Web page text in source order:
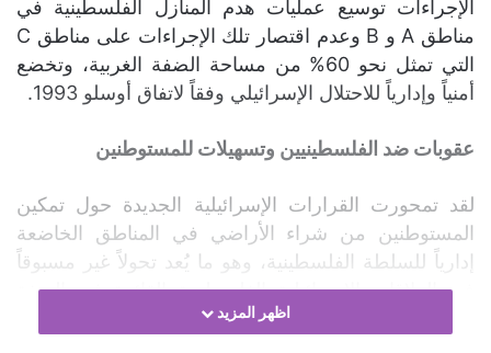
الإجراءات توسيع عمليات هدم المنازل الفلسطينية في
مناطق A و B وعدم اقتصار تلك الإجراءات على مناطق C
التي تمثل نحو 60% من مساحة الضفة الغربية، وتخضع
أمنياً وإدارياً للاحتلال الإسرائيلي وفقاً لاتفاق أوسلو 1993.
عقوبات ضد الفلسطينيين وتسهيلات للمستوطنين
لقد تمحورت القرارات الإسرائيلية الجديدة حول تمكين
المستوطنين من شراء الأراضي في المناطق الخاضعة
إدارياً للسلطة الفلسطينية، وهو ما يُعد تحولاً غير مسبوقاً
في العلاقات الإسرائيلية الفلسطينية القائمة في الضفة
الغربية، خاصةً وأن ملفات الفساد التي أعلنت عنها
اظهر المزيد